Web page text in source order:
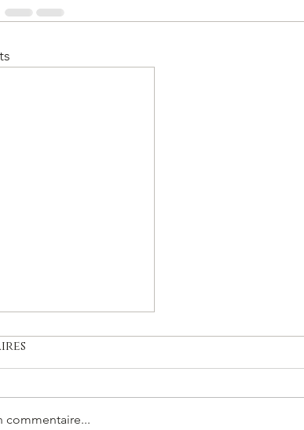
commentaire...